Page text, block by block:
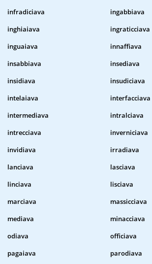
infradiciava
ingabbiava
inghiaiava
ingraticciava
inguaiava
innaffiava
insabbiava
insediava
insidiava
insudiciava
intelaiava
interfacciava
intermediava
intralciava
intrecciava
inverniciava
invidiava
irradiava
lanciava
lasciava
linciava
lisciava
marciava
massicciava
mediava
minacciava
odiava
officiava
pagaiava
parodiava